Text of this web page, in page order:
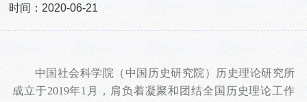
时间：2020-06-21
中国社会科学院（中国历史研究院）历史理论研究所
成立于2019年1月，肩负着凝聚和团结全国历史理论工作